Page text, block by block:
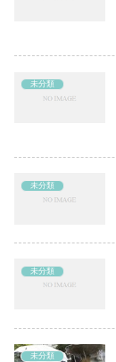
未分類
未分類
未分類
未分類